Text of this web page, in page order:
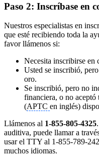
Paso 2: Inscríbase en
Nuestros especialistas en
que esté recibiendo toda la
favor llámenos si:
Necesita inscribirse en
Usted se inscribió,
oro.
Se inscribió, pero no
financiera, o no aceptó
(APTC en inglés)
Llámenos al 1-855-805-4325
auditiva, puede llamar a
usar el TTY al 1-855-789-
muchos idiomas.